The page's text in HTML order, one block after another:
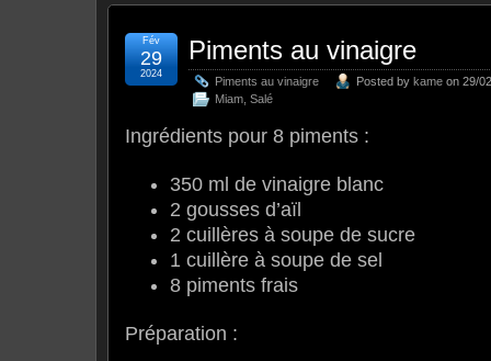
Piments au vinaigre
Piments au vinaigre Posted by kame on 29/
Miam Salé
Fév
29
2024
Ingrédients pour 8 piments :
350 ml de vinaigre blanc
2 gousses d’aïl
2 cuillères à soupe de sucre
1 cuillère à soupe de sel
8 piments frais
Préparation :